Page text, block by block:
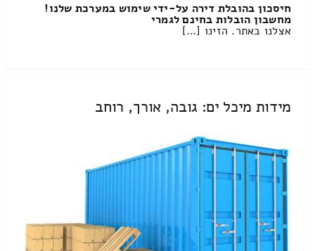
חיסכון בהובלת דירה על-ידי שימוש במערכת שלנו!
מחשבון הובלות בחינם לגמרי
אצלנו באתר. הזינו […]
מידות מיכל ים: גובה, אורך, רוחב